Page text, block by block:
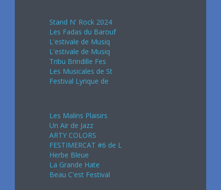
Stand N' Rock 2024
Les Fadas du Barouf
L'estivale de Musiq
L'estivale de Musiq
Tribu Brindille Fes
Les Musicales de St
Festival Lyrique de
Les Malins Plaisirs
Un Air de Jazz
ARTY COLORS
FESTIMERCAT #6 de L
Herbe Bleue
La Grande Hate
Beau C'est Festival